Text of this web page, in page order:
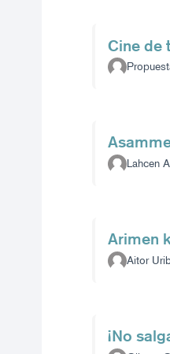
Cine de
Lahcen
Arimen
Aitor
¡No